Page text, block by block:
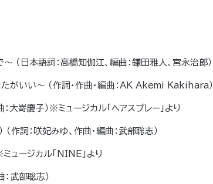
本語詞：高橋知伽江、編曲：鎌田雅人、宮永治郎）
いい～ （作詞・作曲・編曲：AK Akemi Kakihara）
慶子）※ミュージカル「ヘアスプレー」より
詞：咲妃みゆ、作曲・編曲：武部聡志）
ージカル「NINE」より
武部聡志）